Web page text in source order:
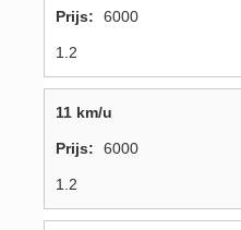
6000
1.2
11 km/u
6000
1.2